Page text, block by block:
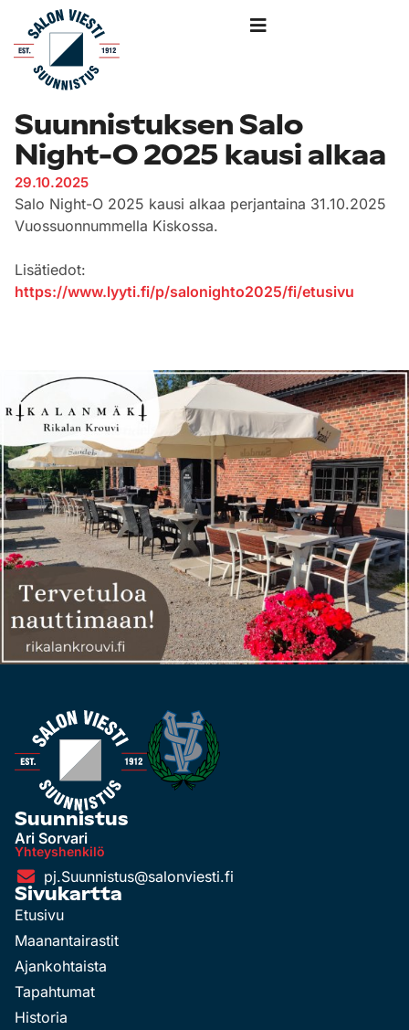
Suunnistuksen Salo
Night-O 2025 kausi alkaa
29.10.2025
Salo Night-O 2025 kausi alkaa perjantaina 31.10.2025
Vuossuonnummella Kiskossa.
Lisätiedot:
https://www.lyyti.fi/p/salonighto2025/fi/etusivu
Suunnistus
Ari Sorvari
Yhteyshenkilö
pj.Suunnistus@salonviesti.fi
Sivukartta
Etusivu
Maanantairastit
Ajankohtaista
Tapahtumat
Historia